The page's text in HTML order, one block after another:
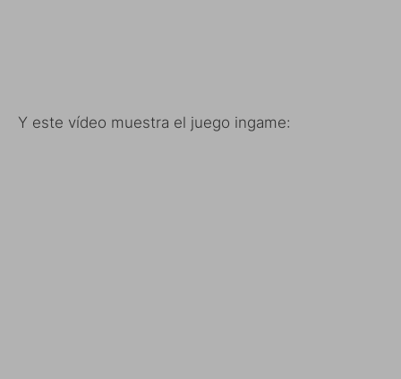
Y este vídeo muestra el juego ingame: